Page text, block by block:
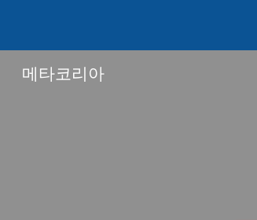
메타코리아